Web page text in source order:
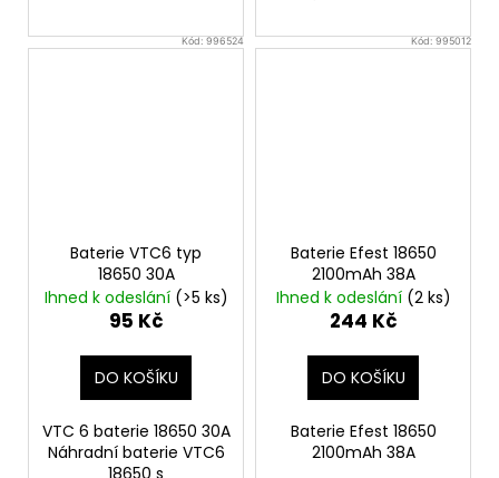
Kód: 996524
Baterie VTC6 typ
18650 30A
Ihned k odeslání (>5 ks)
95 Kč
DO KOŠÍKU
VTC 6 baterie 18650 30A
Náhradní baterie VTC6
18650 s
Kód: 995012
Baterie Efest 18650
2100mAh 38A
Ihned k odeslání (2 ks)
244 Kč
DO KOŠÍKU
Baterie Efest 18650
2100mAh 38A